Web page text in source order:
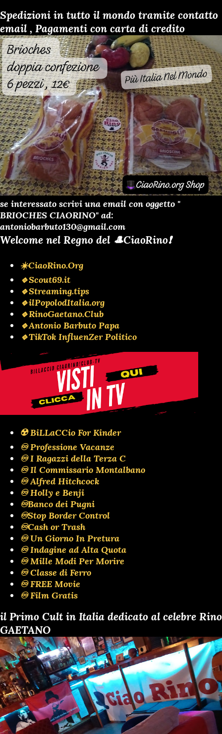
Spedizioni in tutto il mondo tramite contatto
email , Pagamenti con carta di credito
se interessato scrivi una email con oggetto "
BRIOCHES CIAORINO" ad:
antoniobarbuto130@gmail.com
Welcome nel Regno del 🎩CiaoRino❗️
☀️CiaoRino.Org
🔹Scout69.it
🔹Streaming.tips
🔹ilPopolodItalia.org
🔹RinoGaetano.Club
🔹Antonio Barbuto Papa
🔹TikTok InfluenZer Politico
☢️ BiLLaCCio For Kinder
♾️ Professione Vacanze
♾️ I Ragazzi della Terza C
♾️ Il Commissario Montalbano
♾️ Alfred Hitchcock
♾️ Holly e Benji
♾️Banco dei Pugni
♾️Stop Border Control
♾️Cash or Trash
♾️ Un Giorno In Pretura
♾️ Indagine ad Alta Quota
♾️ Mille Modi Per Morire
♾️ Classe di Ferro
♾️ FREE Movie
♾️ Film Gratis
il Primo Cult in Italia dedicato al celebre Rino
GAETANO